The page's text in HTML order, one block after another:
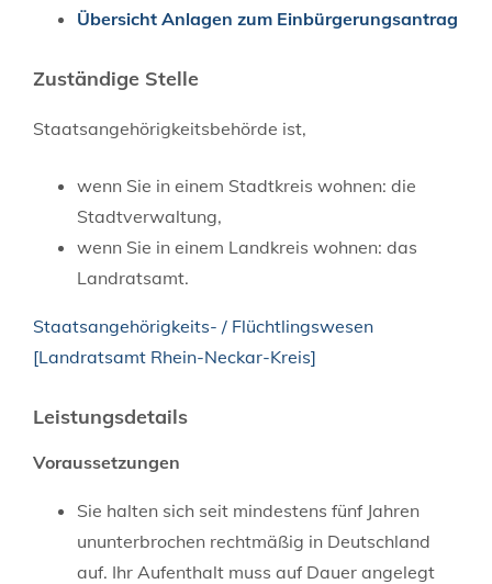
Übersicht Anlagen zum Einbürgerungsantrag
Zuständige Stelle
Staatsangehörigkeitsbehörde ist,
wenn Sie in einem Stadtkreis wohnen: die
Stadtverwaltung,
wenn Sie in einem Landkreis wohnen: das
Landratsamt.
Staatsangehörigkeits- / Flüchtlingswesen
[Landratsamt Rhein-Neckar-Kreis]
Leistungsdetails
Voraussetzungen
Sie halten sich seit mindestens fünf Jahren
ununterbrochen rechtmäßig in Deutschland
auf. Ihr Aufenthalt muss auf Dauer angelegt